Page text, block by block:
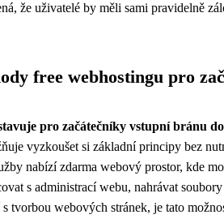
že uživatelé by měli sami pravidelně
free webhostingu pro
pro začátečníky vstupní bránu
vyzkoušet si základní principy bez
nabízí zdarma webový prostor, kde
s administrací webu, nahrávat
tvorbou webových stránek, je tato